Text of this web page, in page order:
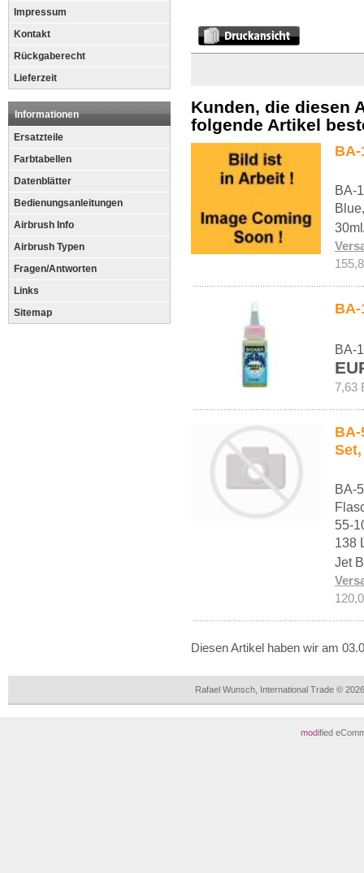
Impressum
Kontakt
Rückgaberecht
Lieferzeit
Informationen
Ersatzteile
Farbtabellen
Datenblätter
Bedienungsanleitungen
Airbrush Info
Airbrush Typen
Fragen/Antworten
Links
Sitemap
Kunden, die diesen
folgende Artikel
BA-
BA-
BA-
7,63
BA-
55-
138
Jet
Diesen Artikel haben wir am
Rafael Wunsch, International Trade ©
modified